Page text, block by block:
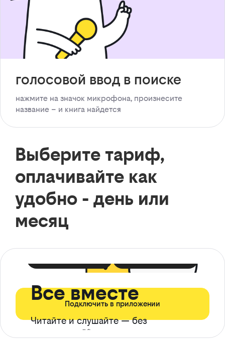
голосовой ввод в поиске
нажмите на значок микрофона, произнесите
название – и книга найдется
Выберите тариф,
оплачивайте как
удобно - день или
месяц
Все вместе
Читайте и слушайте — без
ограничений*
Подключить в приложении